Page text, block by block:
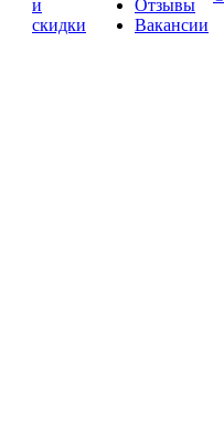
и
скидки
Отзывы
Вакансии